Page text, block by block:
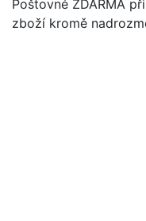
Poštovné ZDARMA
zboží kromě